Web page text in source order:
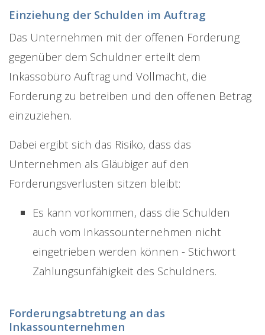
Einziehung der Schulden im Auftrag
Das Unternehmen mit der offenen Forderung
gegenüber dem Schuldner erteilt dem
Inkassobüro Auftrag und Vollmacht, die
Forderung zu betreiben und den offenen Betrag
einzuziehen.
Dabei ergibt sich das Risiko, dass das
Unternehmen als Gläubiger auf den
Forderungsverlusten sitzen bleibt:
Es kann vorkommen, dass die Schulden
auch vom Inkassounternehmen nicht
eingetrieben werden können - Stichwort
Zahlungsunfähigkeit des Schuldners.
Forderungsabtretung an das
Inkassounternehmen